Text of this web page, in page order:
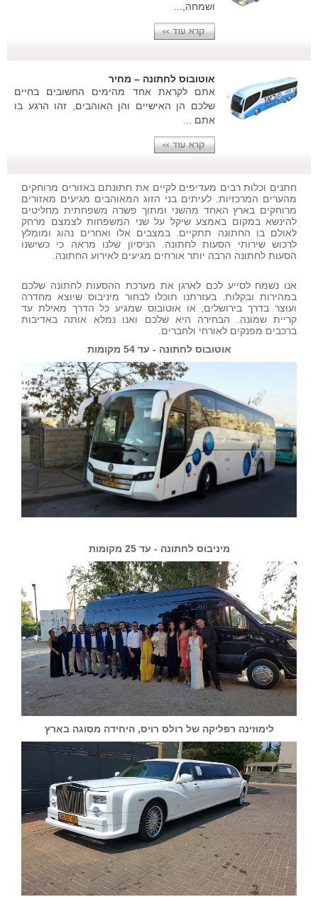
ושמחה,...
אוטובוס לחתונה – מחיר
אתם לקראת אחד מהימים החשובים בחיים
שלכם הן האישיים והן האוהבים, זהו הרגע בו
אתם ...
חתנים וכלות רבים מעדיפים לקיים את חתונתם באזורים מרוחקים
מהערים המרכזיות. לעיתים בני הזוג המאוהבים מגיעים מאזורים
מרוחקים בארץ האחד מהשני ומתוך פשרה משפחתית מחליטים
להינשא במקום באמצע שיקל על שני המשפחות לצמצם מרחק
לאולם בו החתונה תתקיים. במצבים אלו ואחרים נהוג ומומלץ
לרכוש שירותי הסעות לחתונה. הניסיון שלנו מראה כי כשישנו
הסעות לחתונה הרבה יותר אורחים מגיעים לאירוע החתונה.
אנו נשמח לסייע לכם לארגן את מערכת ההסעות לחתונה שלכם
במהירות ובקלות. בעזרתנו תוכלו לבחור מיניבוס שיוצא מחדרה
ועוצר בדרך בירושלים, או אוטובוס שמגיע כל הדרך מאילת עד
קריית שמונה. הבחירה היא שלכם ואנו נמלא אותה באדיבות
ברכבים מפנקים לאורחי ולחברים.
אוטובוס לחתונה - עד 54 מקומות
מיניבוס לחתונה - עד 25 מקומות
לימוזינה רפליקה של רולס רויס, היחידה מסוגה בארץ